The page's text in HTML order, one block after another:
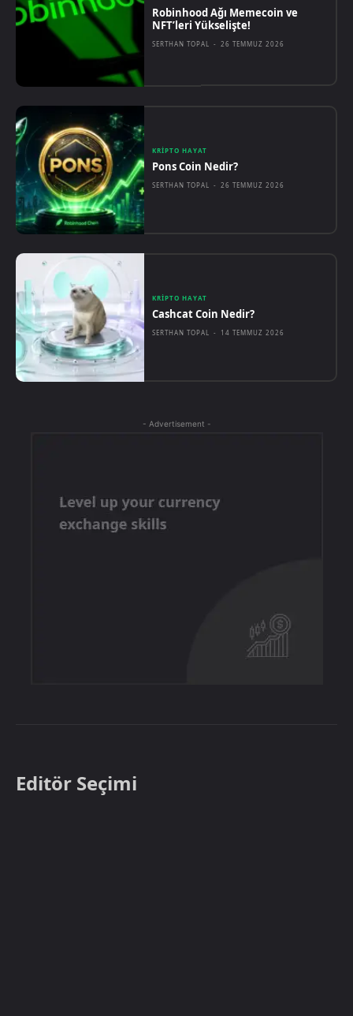
Robinhood Ağı Memecoin ve
NFT’leri Yükselişte!
SERTHAN TOPAL - 26 TEMMUZ 2026
KRIPTO HAYAT
Pons Coin Nedir?
SERTHAN TOPAL - 26 TEMMUZ 2026
KRIPTO HAYAT
Cashcat Coin Nedir?
SERTHAN TOPAL - 14 TEMMUZ 2026
- Advertisement -
Editör Seçimi